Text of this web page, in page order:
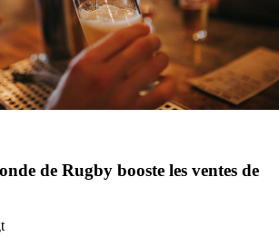
de Rugby booste les ventes de